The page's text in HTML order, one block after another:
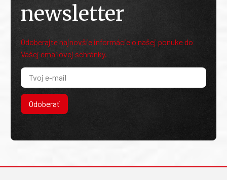
newsletter
Odoberajte najnovšie informácie o našej ponuke do
Vašej emailovej schránky.
Odoberať